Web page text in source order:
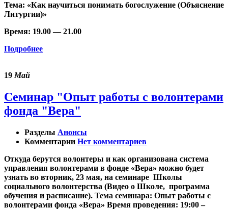
Тема: «Как научиться понимать богослужение (Объяснение
Литургии)»
Время: 19.00 — 21.00
Подробнее
19 Май
Семинар "Опыт работы с волонтерами
фонда "Вера"
Разделы Анонсы
Комментарии Нет комментариев
Откуда берутся волонтеры и как организована система
управления волонтерами в фонде «Вера» можно будет
узнать во вторник, 23 мая, на семинаре Школы
социального волонтерства (Видео о Школе, программа
обучения и расписание). Тема семинара: Опыт работы с
волонтерами фонда «Вера» Время проведения: 19:00 –